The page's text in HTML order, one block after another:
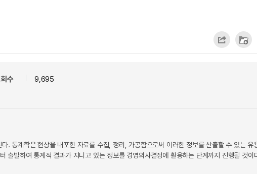
수 9,695
. 통계학은 현상을 내포한 자료를 수집, 정리, 가공함으로써 이러한 정보를 산출할 수 있는 유
출발하여 통계적 결과가 지니고 있는 정보를 경영의사결정에 활용하는 단계까지 진행될 것이